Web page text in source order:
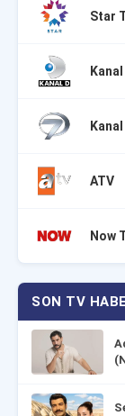
Star
Kanal
ATV
Now
SON TV